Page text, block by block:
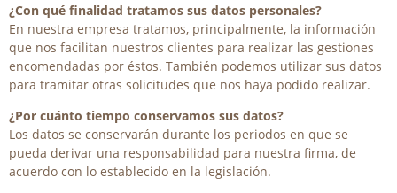
¿Con qué finalidad tratamos sus datos personales?
En nuestra empresa tratamos, principalmente, la información
que nos facilitan nuestros clientes para realizar las gestiones
encomendadas por éstos. También podemos utilizar sus datos
para tramitar otras solicitudes que nos haya podido realizar.
¿Por cuánto tiempo conservamos sus datos?
Los datos se conservarán durante los periodos en que se
pueda derivar una responsabilidad para nuestra firma, de
acuerdo con lo establecido en la legislación.